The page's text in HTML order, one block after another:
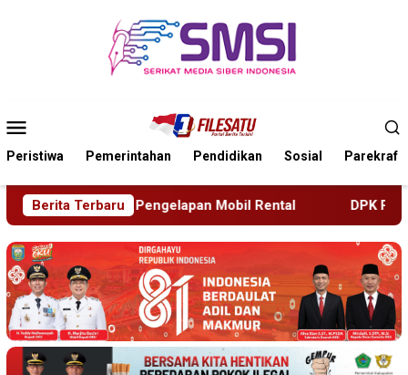
Mobile
Peristiwa Pemerintahan Pendidikan Sosial Parekraf
Berita TerbaruDPK Porong Didampingi DPD Sidoarjo Datangi